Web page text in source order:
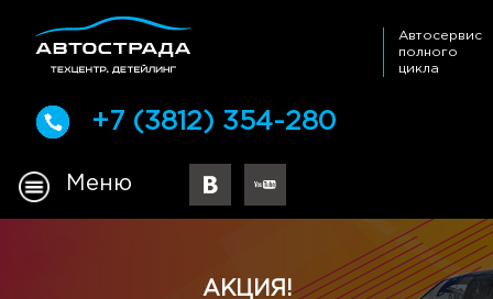
+7 (3812) 354-280
Автосервис
полного
цикла
Меню